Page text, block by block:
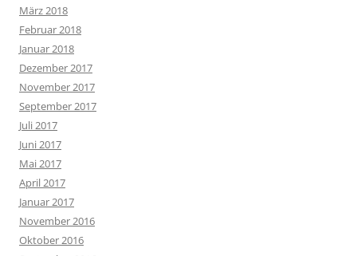
März 2018
Februar 2018
Januar 2018
Dezember 2017
November 2017
September 2017
Juli 2017
Juni 2017
Mai 2017
April 2017
Januar 2017
November 2016
Oktober 2016